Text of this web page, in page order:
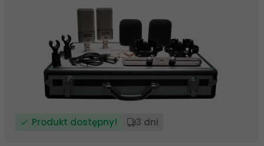
Produkt dostępny! 3 dni